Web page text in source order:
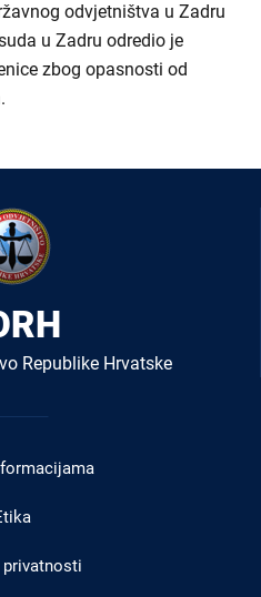
odvjetništva u Zadru
u Zadru odredio je
zbog opasnosti od
Republike Hrvatske